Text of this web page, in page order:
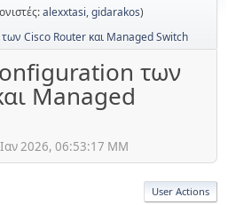
alexxtasi,gidarakos)
Cisco Router και Managed Switch
των
Managed
Ιαν 2026, 06:53:17 ΜΜ
User Actions